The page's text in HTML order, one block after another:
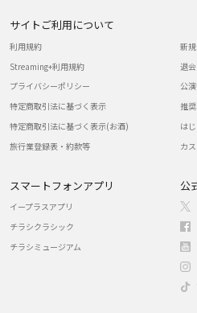
サイトご利用について
利用規約
Streaming+利用規約
プライバシーポリシー
特定商取引法に基づく表示
特定商取引法に基づく表示(お酒)
旅行業登録表・約款等
新
退
公
推
は
カ
スマートフォンアプリ
イープラスアプリ
チラシクラシック
チラシミュージアム
公